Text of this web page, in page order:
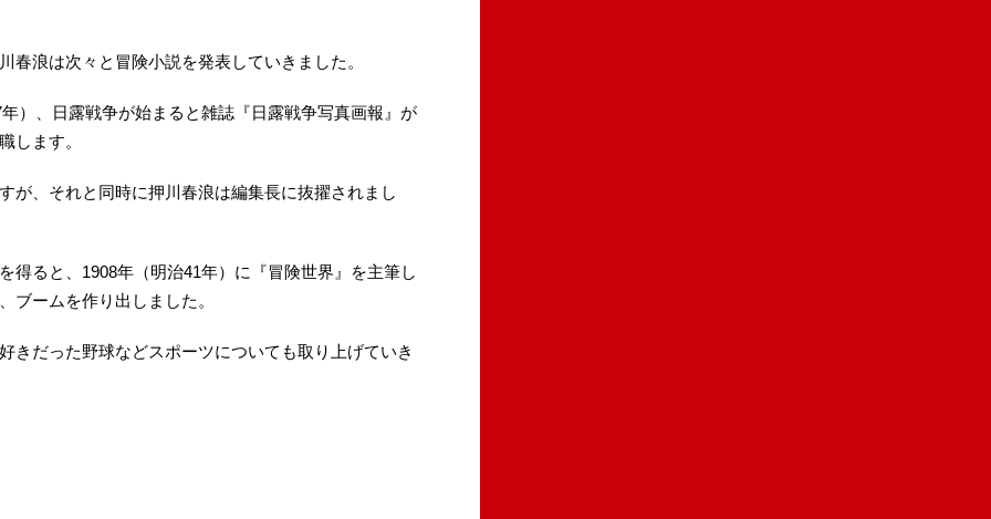
春浪は次々と冒険小説を発表していきました。
）、日露戦争が始まると雑誌『日露戦争写真画報』が
します。
が、それと同時に押川春浪は編集長に抜擢されまし
得ると、1908年（明治41年）に『冒険世界』を主筆し
ブームを作り出しました。
きだった野球などスポーツについても取り上げていき